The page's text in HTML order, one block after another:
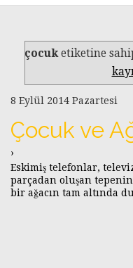
çocuketiketine
8 Eylül 2014 Pazartesi
Çocuk ve
›
Eskimiş telefonlar,
parçadan oluşan
bir ağacın tam altında